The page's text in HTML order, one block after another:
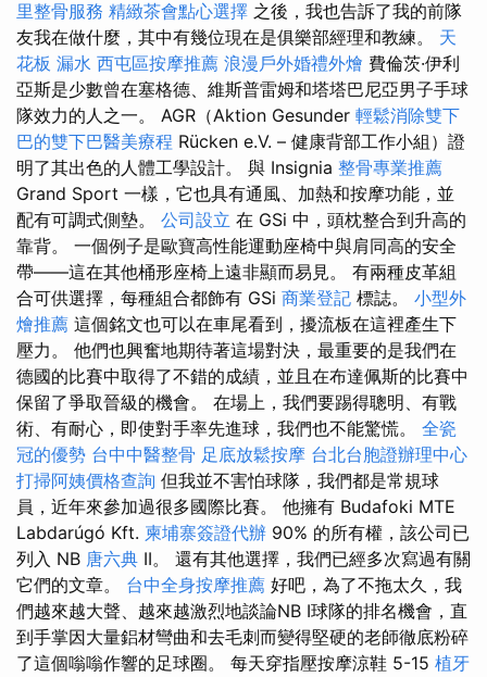
里整骨服務 精緻茶會點心選擇 之後，我也告訴了我的前隊
友我在做什麼，其中有幾位現在是俱樂部經理和教練。 天
花板 漏水 西屯區按摩推薦 浪漫戶外婚禮外燴 費倫茨·伊利
亞斯是少數曾在塞格德、維斯普雷姆和塔塔巴尼亞男子手球
隊效力的人之一。 AGR（Aktion Gesunder 輕鬆消除雙下
巴的雙下巴醫美療程 Rücken e.V. – 健康背部工作小組）證
明了其出色的人體工學設計。 與 Insignia 整骨專業推薦
Grand Sport 一樣，它也具有通風、加熱和按摩功能，並
配有可調式側墊。 公司設立 在 GSi 中，頭枕整合到升高的
靠背。 一個例子是歐寶高性能運動座椅中與肩同高的安全
帶——這在其他桶形座椅上遠非顯而易見。 有兩種皮革組
合可供選擇，每種組合都飾有 GSi 商業登記 標誌。 小型外
燴推薦 這個銘文也可以在車尾看到，擾流板在這裡產生下
壓力。 他們也興奮地期待著這場對決，最重要的是我們在
德國的比賽中取得了不錯的成績，並且在布達佩斯的比賽中
保留了爭取晉級的機會。 在場上，我們要踢得聰明、有戰
術、有耐心，即使對手率先進球，我們也不能驚慌。 全瓷
冠的優勢 台中中醫整骨 足底放鬆按摩 台北台胞證辦理中心
打掃阿姨價格查詢 但我並不害怕球隊，我們都是常規球
員，近年來參加過很多國際比賽。 他擁有 Budafoki MTE
Labdarúgó Kft. 柬埔寨簽證代辦 90% 的所有權，該公司已
列入 NB 唐六典 II。 還有其他選擇，我們已經多次寫過有關
它們的文章。 台中全身按摩推薦 好吧，為了不拖太久，我
們越來越大聲、越來越激烈地談論NB I球隊的排名機會，直
到手掌因大量鋁材彎曲和去毛刺而變得堅硬的老師徹底粉碎
了這個嗡嗡作響的足球圈。 每天穿指壓按摩涼鞋 5-15 植牙